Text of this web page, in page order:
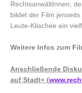
RechtsanwältInnen,
bildet der Film
Leute-Klischee ein
Weitere Infos zum
Anschließende
auf Stadt« (